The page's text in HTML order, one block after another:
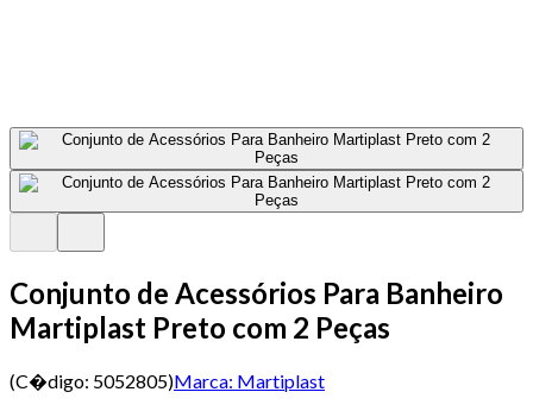
Conjunto de Acessórios Para Banheiro
Martiplast Preto com 2 Peças
(C�digo: 5052805)Marca: Martiplast